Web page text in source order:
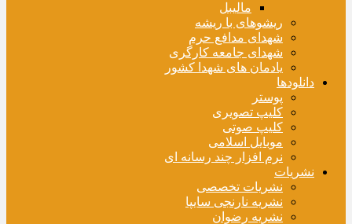
مالیبل
ریشوهای با ریشه
شهدای مدافع حرم
شهدای جامعه کارگری
یادمان های شهدا کشور
دانلودها
پوستر
کلیپ تصویری
کلیپ صوتی
موبایل اسلامی
نرم افزار چند رسانه ای
نشریات
نشریات تخصصی
نشریه نارنجی سایپا
نشریه رضوان